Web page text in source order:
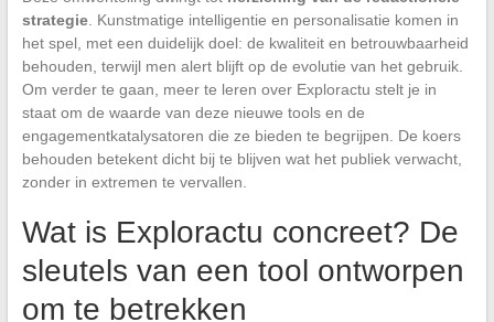
strategie. Kunstmatige intelligentie en personalisatie komen in
het spel, met een duidelijk doel: de kwaliteit en betrouwbaarheid
behouden, terwijl men alert blijft op de evolutie van het gebruik.
Om verder te gaan, meer te leren over Exploractu stelt je in
staat om de waarde van deze nieuwe tools en de
engagementkatalysatoren die ze bieden te begrijpen. De koers
behouden betekent dicht bij te blijven wat het publiek verwacht,
zonder in extremen te vervallen.
Wat is Exploractu concreet? De
sleutels van een tool ontworpen
om te betrekken